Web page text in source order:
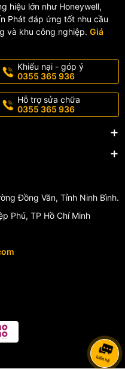
hiệu lớn như Honeywell,
Phát đáp ứng tốt nhu cầu
và khu công nghiệp. Giá
Khiếu nại - góp ý
0355 365 936
Hỗ trợ sửa chữa
0355 365 936
Đồng Văn, Tỉnh Ninh Bình.
Phú, TP Hồ Chí Minh